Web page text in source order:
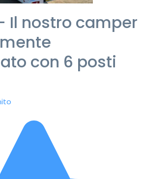
Il nostro camper
con 6 posti